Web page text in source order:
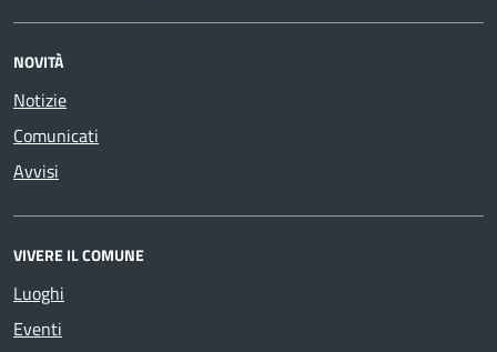
NOVITÀ
Notizie
Comunicati
Avvisi
VIVERE IL COMUNE
Luoghi
Eventi